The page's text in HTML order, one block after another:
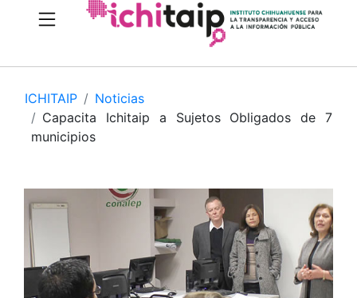
ICHITAIP
Noticias
Capacita Ichitaip a Sujetos Obligados de 7
municipios